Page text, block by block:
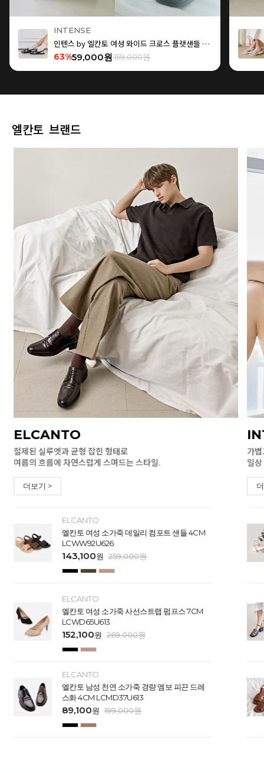
INTENSE
인텐스 by 엘칸토 여성 와이드 크로스 플랫샌들 1.5cm LCWW15I626
63%59,000원159,000원
엘칸토 브랜드
ELCANTO
절제된 실루엣과 균형 잡힌 형태로
여름의 흐름에 자연스럽게 스며드는 스타일.
더보기 >
ELCANTO
엘칸토 여성 소가죽 데일리 컴포트 샌들 4CM
LCWW92U626
143,100원 259,000원
ELCANTO
엘칸토 여성 소가죽 사선스트랩 펌프스 7CM
LCWD65U613
152,100원 269,000원
ELCANTO
엘칸토 남성 천연 소가죽 경량 엠보 피끈 드레
스화 4CM LCMD37U613
89,100원 199,000원
가
일